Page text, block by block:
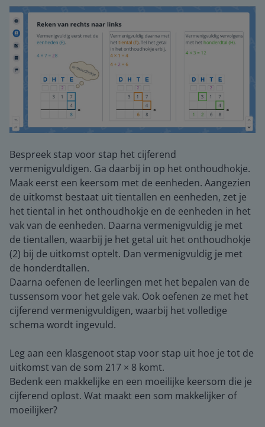
Bespreek stap voor stap het cijferend
vermenigvuldigen. Ga daarbij in op het onthoudhokje.
Maak eerst een keersom met de eenheden. Aangezien
de uitkomst bestaat uit tientallen en eenheden, zet je
het tiental in het onthoudhokje en de eenheden in het
vak van de eenheden. Daarna vermenigvuldig je met
de tientallen, waarbij je het getal uit het onthoudhokje
(2) bij de uitkomst optelt. Dan vermenigvuldig je met
de honderdtallen.
Daarna oefenen de leerlingen met het bepalen van de
tussensom voor het gele vak. Ook oefenen ze met het
cijferend vermenigvuldigen, waarbij het volledige
schema wordt ingevuld.
Leg aan een klasgenoot stap voor stap uit hoe je tot de
uitkomst van de som 217 × 8 komt.
Bedenk een makkelijke en een moeilijke keersom die je
cijferend oplost. Wat maakt een som makkelijker of
moeilijker?